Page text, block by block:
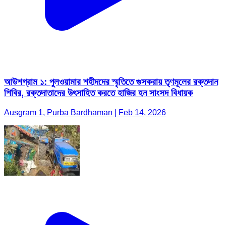
আউশগ্রাম ১: পুলওয়ামার শহীদদের স্মৃতিতে গুসকরায় তৃণমূলের রক্তদান
শিবির, রক্তদাতাদের উৎসাহিত করতে হাজির হন সাংসদ বিধায়ক
Ausgram 1, Purba Bardhaman | Feb 14, 2026